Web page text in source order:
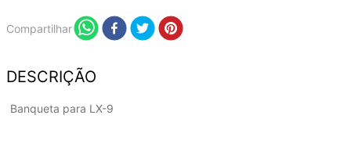
Compartilhar
DESCRIÇÃO
Banqueta para LX-9